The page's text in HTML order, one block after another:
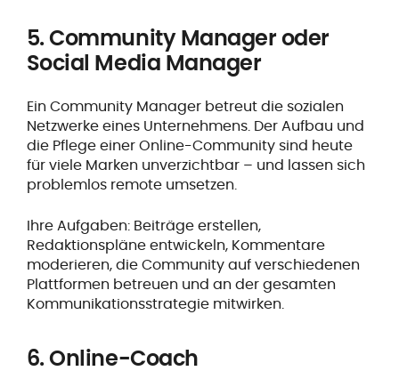
5. Community Manager oder
Social Media Manager
Ein Community Manager betreut die sozialen
Netzwerke eines Unternehmens. Der Aufbau und
die Pflege einer Online-Community sind heute
für viele Marken unverzichtbar – und lassen sich
problemlos remote umsetzen.
Ihre Aufgaben: Beiträge erstellen,
Redaktionspläne entwickeln, Kommentare
moderieren, die Community auf verschiedenen
Plattformen betreuen und an der gesamten
Kommunikationsstrategie mitwirken.
6. Online-Coach